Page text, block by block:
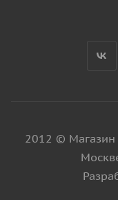
2012 © Магазин